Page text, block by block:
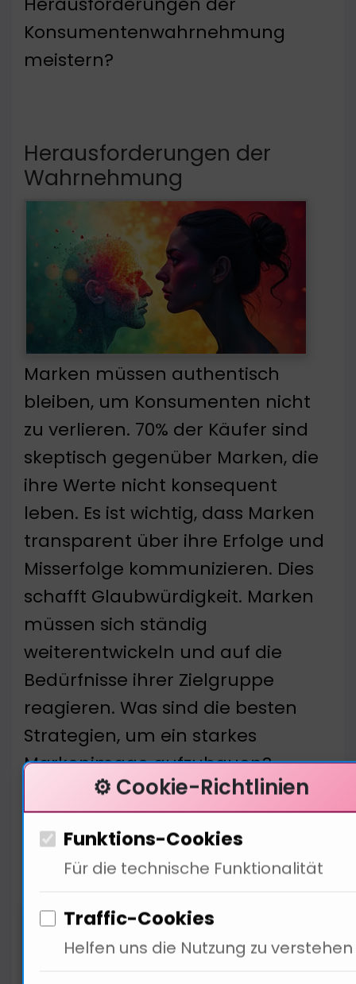
Konsumentenwahrnehmung
meistern?
Herausforderungen der
Wahrnehmung
Marken müssen authentisch
bleiben, um Konsumenten nicht
zu verlieren. 70% der Käufer sind
skeptisch gegenüber Marken, die
ihre Werte nicht konsequent
leben. Es ist wichtig, dass Marken
transparent über ihre Erfolge und
Misserfolge kommunizieren. Dies
schafft Glaubwürdigkeit. Marken
müssen sich ständig
weiterentwickeln und auf die
Bedürfnisse ihrer Zielgruppe
reagieren. Was sind die besten
Strategien, um ein starkes
Markenimage aufzubauen?
Strategien für ein starkes
Markenimage
⚙️ Cookie-Richtlinien
Funktions-Cookies
Für die technische Funktionalität
Traffic-Cookies
Helfen uns die Nutzung zu verstehen